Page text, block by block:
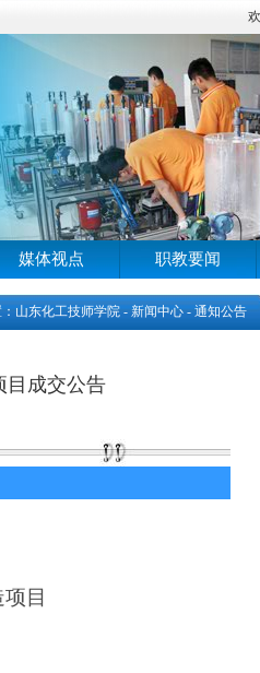
媒体视点 职教要闻
山东化工技师学院 - 新闻中心 - 通知公告
目成交公告
目